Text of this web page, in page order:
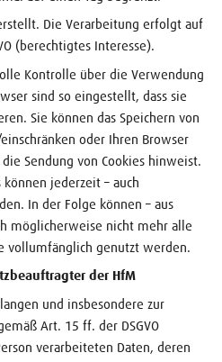
Die Verarbeitung erfolgt auf
(berechtigtes Interesse).
Kontrolle über die Verwendung
sind so eingestellt, dass sie
Sie können das Speichern von
oder Ihren Browser
Sendung von Cookies hinweist.
jederzeit – auch
In der Folge können – aus
möglicherweise nicht mehr alle
vollumfänglich genutzt werden.
der HfM
und insbesondere zur
Art. 15 ff. der DSGVO
verarbeiteten Daten, deren